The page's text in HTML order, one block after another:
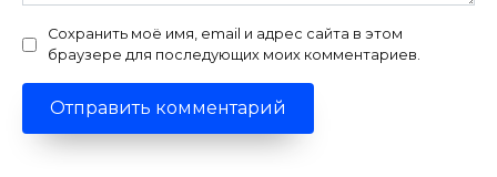
Сохранить моё имя, email и адрес сайта в этом
браузере для последующих моих комментариев.